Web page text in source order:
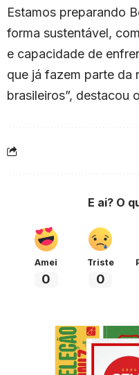
Estamos preparando
forma sustentável,
e capacidade de
que já fazem parte da
brasileiros”, destacou
E ai? O
Amei
0
Triste
0